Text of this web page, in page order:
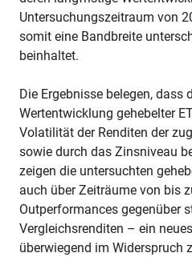
Untersuchungszeitraum von
somit eine Bandbreite
beinhaltet.
Die Ergebnisse belegen, dass
Wertentwicklung gehebelter
Volatilität der Renditen der
sowie durch das Zinsniveau
zeigen die untersuchten
auch über Zeiträume von bis
Outperformances gegenüber
Vergleichsrenditen – ein
überwiegend im Widerspruch